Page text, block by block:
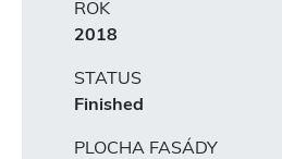
ROK
2018
STATUS
Finished
PLOCHA FASÁDY